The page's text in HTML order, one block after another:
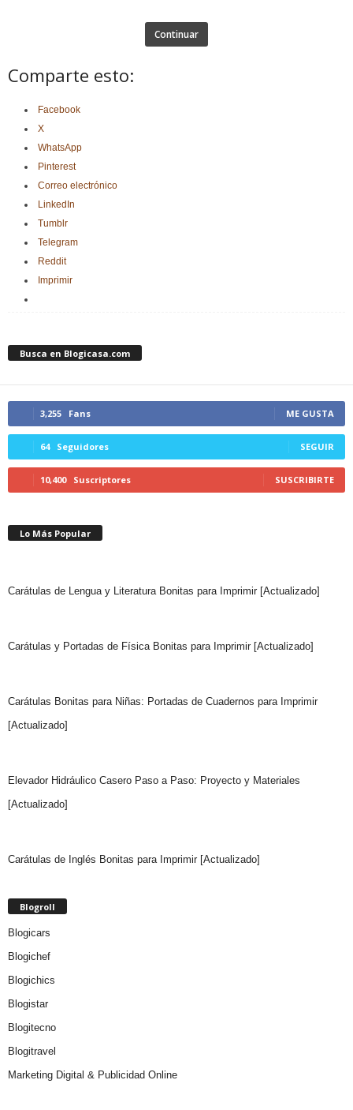
Continuar
Comparte esto:
Facebook
X
WhatsApp
Pinterest
Correo electrónico
LinkedIn
Tumblr
Telegram
Reddit
Imprimir
Busca en Blogicasa.com
3,255 Fans ME GUSTA
64 Seguidores SEGUIR
10,400 Suscriptores SUSCRIBIRTE
Lo Más Popular
Carátulas de Lengua y Literatura Bonitas para Imprimir [Actualizado]
Carátulas y Portadas de Física Bonitas para Imprimir [Actualizado]
Carátulas Bonitas para Niñas: Portadas de Cuadernos para Imprimir
[Actualizado]
Elevador Hidráulico Casero Paso a Paso: Proyecto y Materiales
[Actualizado]
Carátulas de Inglés Bonitas para Imprimir [Actualizado]
Blogroll
Blogicars
Blogichef
Blogichics
Blogistar
Blogitecno
Blogitravel
Marketing Digital & Publicidad Online